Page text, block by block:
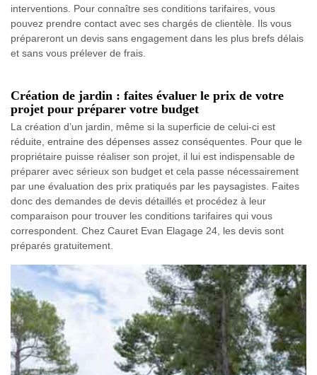
interventions. Pour connaître ses conditions tarifaires, vous
pouvez prendre contact avec ses chargés de clientèle. Ils vous
prépareront un devis sans engagement dans les plus brefs délais
et sans vous prélever de frais.
Création de jardin : faites évaluer le prix de votre
projet pour préparer votre budget
La création d’un jardin, même si la superficie de celui-ci est
réduite, entraine des dépenses assez conséquentes. Pour que le
propriétaire puisse réaliser son projet, il lui est indispensable de
préparer avec sérieux son budget et cela passe nécessairement
par une évaluation des prix pratiqués par les paysagistes. Faites
donc des demandes de devis détaillés et procédez à leur
comparaison pour trouver les conditions tarifaires qui vous
correspondent. Chez Cauret Evan Elagage 24, les devis sont
préparés gratuitement.